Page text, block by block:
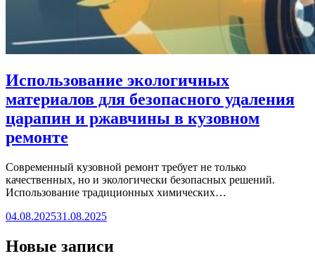
Использование экологичных
материалов для безопасного удаления
царапин и ржавчины в кузовном
ремонте
Современный кузовной ремонт требует не только
качественных, но и экологически безопасных решений.
Использование традиционных химических…
04.08.202531.08.2025
Новые записи